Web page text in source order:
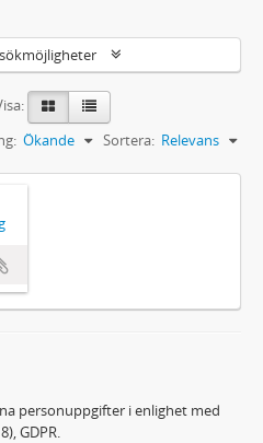
Sortera: Relevans
Ökande
personuppgifter i enlighet med
GDPR.